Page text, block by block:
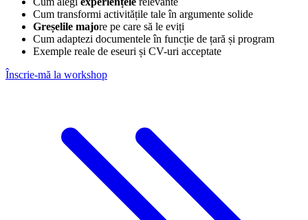
Cum transformi activitățile tale în argumente solide
Greșelile majore pe care să le eviți
Cum adaptezi documentele în funcție de țară și program
Exemple reale de eseuri și CV-uri acceptate
Înscrie-mă la workshop